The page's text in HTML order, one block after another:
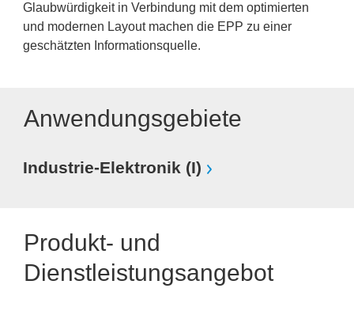
Glaubwürdigkeit in Verbindung mit dem optimierten
und modernen Layout machen die EPP zu einer
geschätzten Informationsquelle.
Anwendungsgebiete
Industrie-Elektronik (I)
Produkt- und
Dienstleistungsangebot